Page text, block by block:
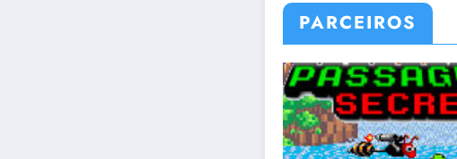
PARCEIROS